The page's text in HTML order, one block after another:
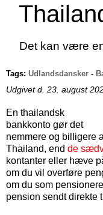
Det kan være
Tags: Udlandsdansker -
Udgivet d. 23. august
En thailandsk
bankkonto gør det
nemmere og billigere
Thailand, end de
kontanter eller hæve
om du vil overføre
om du som
pension sendt direkte